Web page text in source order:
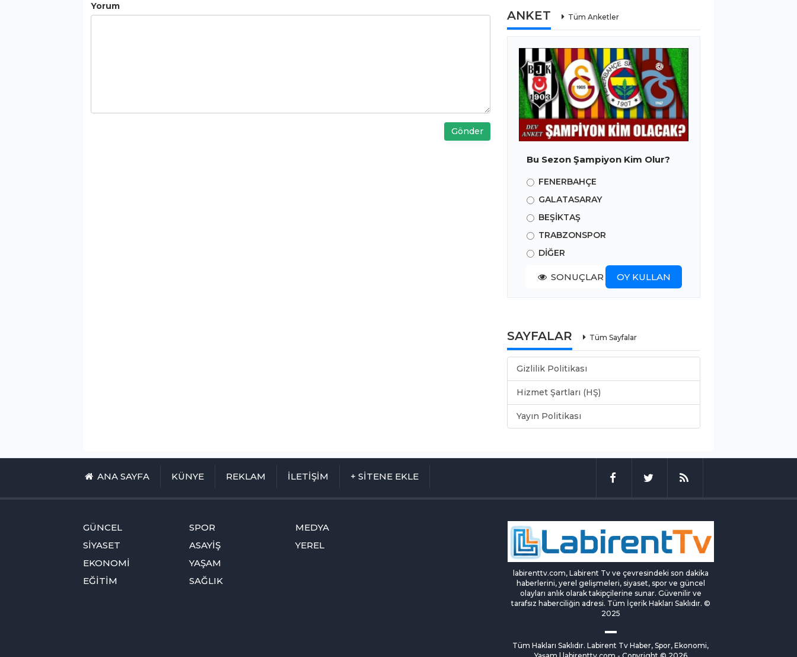
Yorum
Gönder
ANKET Tüm Anketler
Bu Sezon Şampiyon Kim Olur?
FENERBAHÇE
GALATASARAY
BEŞİKTAŞ
TRABZONSPOR
DİĞER
SONUÇLAR OY KULLAN
SAYFALAR Tüm Sayfalar
Gizlilik Politikası
Hizmet Şartları (HŞ)
Yayın Politikası
ANA SAYFA KÜNYE REKLAM İLETİŞİM + SİTENE EKLE
GÜNCEL
SİYASET
EKONOMİ
EĞİTİM
SPOR
ASAYİŞ
YAŞAM
SAĞLIK
MEDYA
YEREL
labirenttv.com, Labirent Tv ve çevresindeki son dakika
haberlerini, yerel gelişmeleri, siyaset, spor ve güncel
olayları anlık olarak takipçilerine sunar. Güvenilir ve
tarafsız haberciliğin adresi. Tüm İçerik Hakları Saklıdır. ©
2025
Tüm Hakları Saklıdır. Labirent Tv Haber, Spor, Ekonomi,